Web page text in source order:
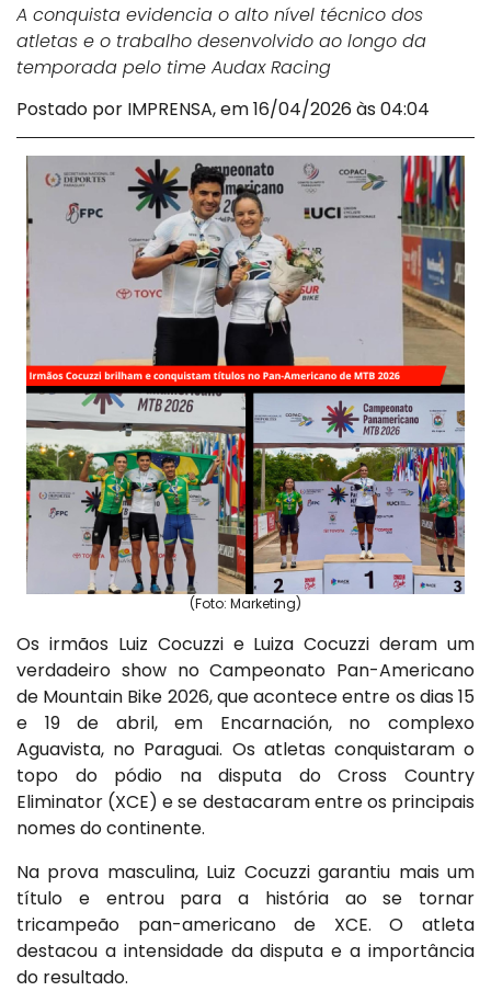
A conquista evidencia o alto nível técnico dos
atletas e o trabalho desenvolvido ao longo da
temporada pelo time Audax Racing
Postado por IMPRENSA, em 16/04/2026 às 04:04
(Foto: Marketing)
Os irmãos Luiz Cocuzzi e Luiza Cocuzzi deram um
verdadeiro show no Campeonato Pan-Americano
de Mountain Bike 2026, que acontece entre os dias 15
e 19 de abril, em Encarnación, no complexo
Aguavista, no Paraguai. Os atletas conquistaram o
topo do pódio na disputa do Cross Country
Eliminator (XCE) e se destacaram entre os principais
nomes do continente.
Na prova masculina, Luiz Cocuzzi garantiu mais um
título e entrou para a história ao se tornar
tricampeão pan-americano de XCE. O atleta
destacou a intensidade da disputa e a importância
do resultado.